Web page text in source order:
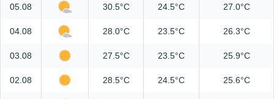
05.08 30.5°C 24.5°C 27.0°C
04.08 28.0°C 23.5°C 26.3°C
03.08 27.5°C 23.5°C 25.9°C
02.08 28.5°C 24.5°C 25.6°C